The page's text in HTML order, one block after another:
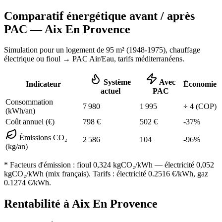
Comparatif énergétique avant / après
PAC —Aix En Provence
Simulation pour un logement de 95 m² (1948-1975), chauffage
électrique ou fioul → PAC Air/Eau, tarifs méditerranéens.
Indicateur
Système
actuel
Avec
PAC
Économie
Consommation
(kWh/an)
7 980 1 995 ÷ 4 (COP)
Coût annuel (€)
798 € 502 € -37%
Émissions CO₂
(kg/an)
2 586 104 -96%
* Facteurs d'émission : fioul 0,324 kgCO₂/kWh — électricité 0,052
kgCO₂/kWh (mix français). Tarifs : électricité 0.2516 €/kWh, gaz
0.1274 €/kWh.
Rentabilité àAix En Provence